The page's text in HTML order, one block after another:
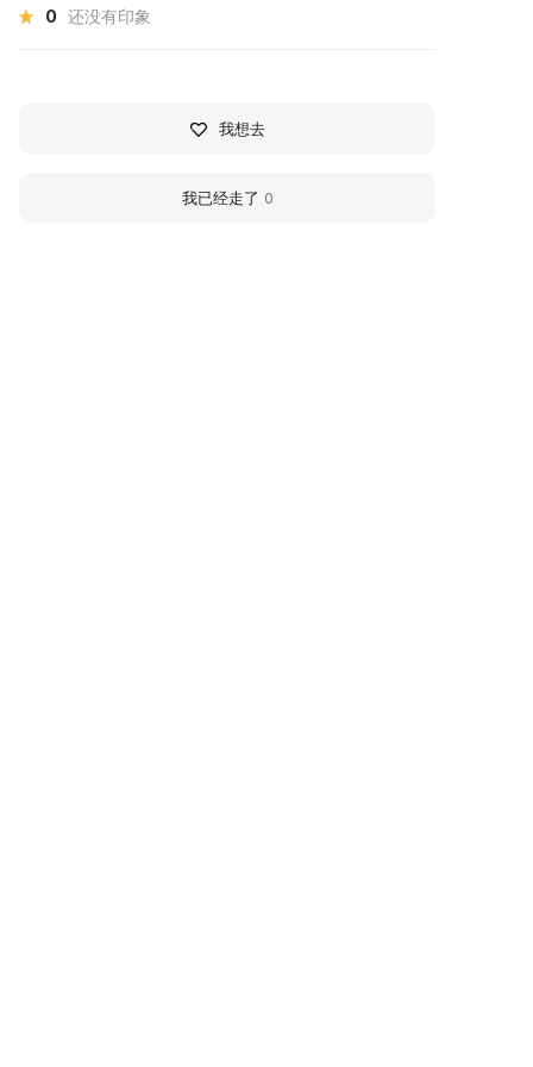
0 还没有印象
我想去
我已经走了 0